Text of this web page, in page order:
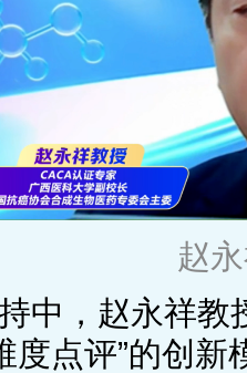
赵
中，赵永祥教
度点评”的创